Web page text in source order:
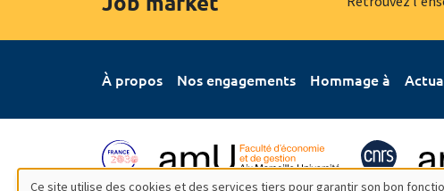
À propos Nos engagements Hommage à
Ce site utilise des cookies et des services tiers pour garantir son bon